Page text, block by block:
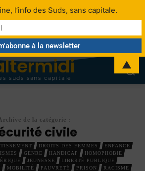
suds sans capitale
de la catégorie :
civile
DROITS DES FEMMES
ENFANCE
GENRE HANDICAP
HOMOPHOBIE
JEUNESSE
LIBERTÉ PUBLIQUE
MOBILITÉ PAUVRETÉ PRISON
RACISME
l’info des Suds, sans capitale.
▲